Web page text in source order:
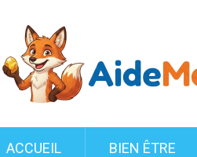
ACCUEIL BIEN ÊTRE